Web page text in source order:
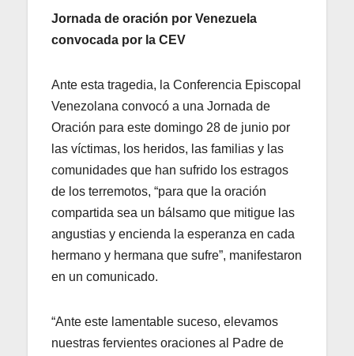
Jornada de oración por Venezuela
convocada por la CEV
Ante esta tragedia, la Conferencia Episcopal
Venezolana convocó a una Jornada de
Oración para este domingo 28 de junio por
las víctimas, los heridos, las familias y las
comunidades que han sufrido los estragos
de los terremotos, “para que la oración
compartida sea un bálsamo que mitigue las
angustias y encienda la esperanza en cada
hermano y hermana que sufre”, manifestaron
en un comunicado.
“Ante este lamentable suceso, elevamos
nuestras fervientes oraciones al Padre de